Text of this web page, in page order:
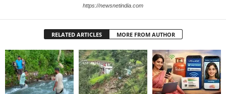
https://newsnetindia.com
RELATED ARTICLES MORE FROM AUTHOR